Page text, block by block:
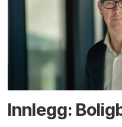
Innlegg: